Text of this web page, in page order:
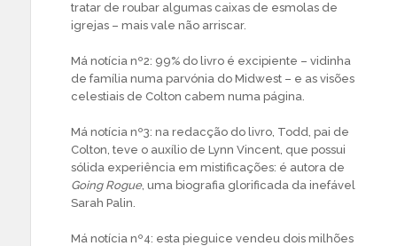
tratar de roubar algumas caixas de esmolas de
igrejas – mais vale não arriscar.
Má notícia nº2: 99% do livro é excipiente – vidinha
de família numa parvónia do Midwest – e as visões
celestiais de Colton cabem numa página.
Má notícia nº3: na redacção do livro, Todd, pai de
Colton, teve o auxílio de Lynn Vincent, que possui
sólida experiência em mistificações: é autora de
Going Rogue, uma biografia glorificada da inefável
Sarah Palin.
Má notícia nº4: esta pieguice vendeu dois milhões